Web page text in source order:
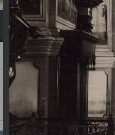
Экскурсия
Главная